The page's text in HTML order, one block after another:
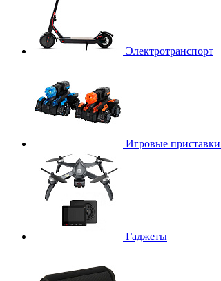
Электротранспорт
Игровые
Гаджеты